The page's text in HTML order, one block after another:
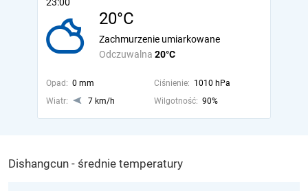
20°C
Odczuwalna 20°C
Zachmurzenie umiarkowane
Opad: 0 mm Ciśnienie: 1010 hPa
Wiatr:
7 km/h Wilgotność: 90%
Dishangcun - średnie temperatury